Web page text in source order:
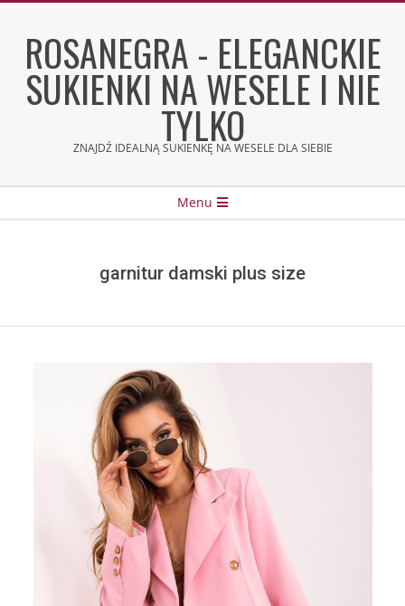
contentROSANEGRA - ELEGANCKIE
SUKIENKI NA WESELE I NIE
TYLKO
ZNAJDŹ IDEALNĄ SUKIENKĘ NA WESELE DLA SIEBIE
Menu
garnitur damski plus size